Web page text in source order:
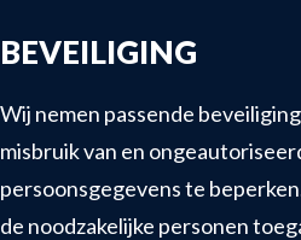
BEVEILIGING
Wij nemen passende
misbruik van en
persoonsgegevens te
de noodzakelijke personen